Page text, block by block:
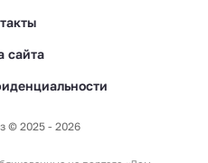
сайта
© 2025 - 2026